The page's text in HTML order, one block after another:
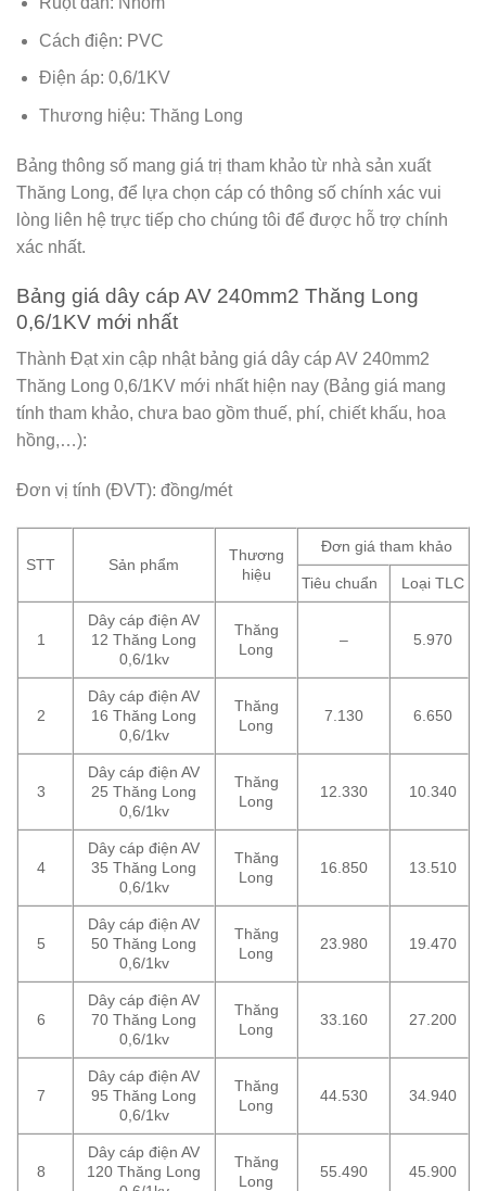
Cách điện: PVC
Điện áp: 0,6/1KV
Thương hiệu: Thăng Long
Bảng thông số mang giá trị tham khảo từ nhà sản xuất
Thăng Long, để lựa chọn cáp có thông số chính xác vui
lòng liên hệ trực tiếp cho chúng tôi để được hỗ trợ chính
xác nhất.
Bảng giá dây cáp AV 240mm2 Thăng Long
0,6/1KV mới nhất
Thành Đạt xin cập nhật bảng giá dây cáp AV 240mm2
Thăng Long 0,6/1KV mới nhất hiện nay (Bảng giá mang
tính tham khảo, chưa bao gồm thuế, phí, chiết khấu, hoa
hồng,…):
Đơn vị tính (ĐVT): đồng/mét
STT Sản phẩm
Thương
hiệu
Đơn giá tham khảo
Tiêu chuẩn Loại TLC
1
Dây cáp điện AV
12 Thăng Long
0,6/1kv
Thăng
Long
– 5.970
2
Dây cáp điện AV
16 Thăng Long
0,6/1kv
Thăng
Long
7.130 6.650
3
Dây cáp điện AV
25 Thăng Long
0,6/1kv
Thăng
Long
12.330 10.340
4
Dây cáp điện AV
35 Thăng Long
0,6/1kv
Thăng
Long
16.850 13.510
5
Dây cáp điện AV
50 Thăng Long
0,6/1kv
Thăng
Long
23.980 19.470
6
Dây cáp điện AV
70 Thăng Long
0,6/1kv
Thăng
Long
33.160 27.200
7
Dây cáp điện AV
95 Thăng Long
0,6/1kv
Thăng
Long
44.530 34.940
8
Dây cáp điện AV
120 Thăng Long
Thăng
Long
55.490 45.900